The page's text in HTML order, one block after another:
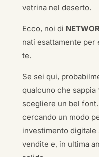
vetrina nel deserto.
Ecco, noi di
nati esattamente per
te.
Se sei qui,
qualcuno che sappia
scegliere un bel
cercando un modo
investimento
vendite e, in ultima